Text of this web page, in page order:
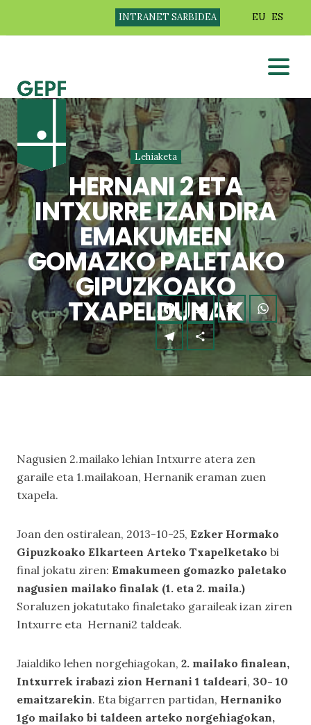
INTRANET SARBIDEA EU ES
Lehiaketa
HERNANI 2 ETA
INTXURRE IZAN DIRA
EMAKUMEEN
GOMAZKO PALETAKO
GIPUZKOAKO
TXAPELDUNAK
Nagusien 2.mailako lehian Intxurre atera zen
garaile eta 1.mailakoan, Hernanik eraman zuen
txapela.
Joan den ostiralean, 2013-10-25, Ezker Hormako
Gipuzkoako Elkarteen Arteko Txapelketako bi
final jokatu ziren: Emakumeen gomazko paletako
nagusien mailako finalak (1. eta 2. maila.)
Soraluzen jokatutako finaletako garaileak izan ziren
Intxurre eta Hernani2 taldeak.
Jaialdiko lehen norgehiagokan, 2. mailako finalean,
Intxurrek irabazi zion Hernani 1 taldeari, 30- 10
emaitzarekin. Eta bigarren partidan, Hernaniko
1go mailako bi taldeen arteko norgehiagokan,